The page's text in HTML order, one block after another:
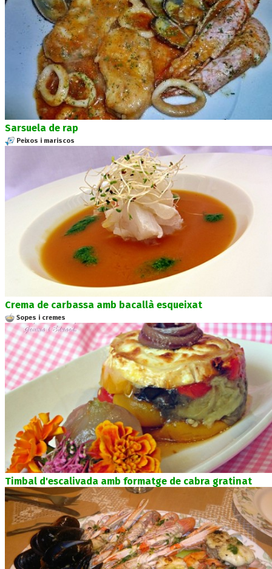
Sarsuela de rap
Peixos i mariscos
Crema de carbassa amb bacallà esqueixat
Sopes i cremes
Timbal d'escalivada amb formatge de cabra gratinat